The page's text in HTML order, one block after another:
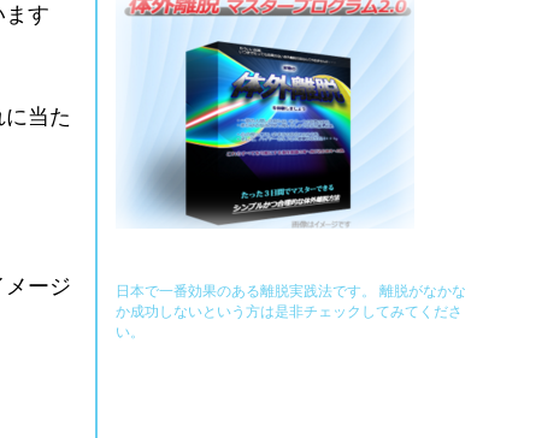
ます
当た
ージ
日本で一番効果のある離脱実践法です。 離脱がなかな
か成功しないという方は是非チェックしてみてくださ
い。